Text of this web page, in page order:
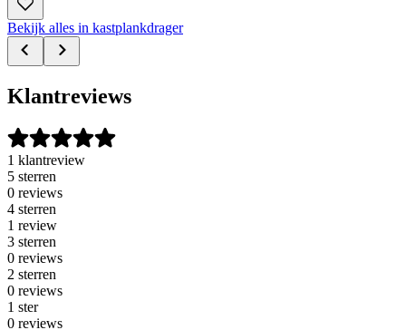
Bekijk alles in kastplankdrager
Klantreviews
1 klantreview
5 sterren
0 reviews
4 sterren
1 review
3 sterren
0 reviews
2 sterren
0 reviews
1 ster
0 reviews